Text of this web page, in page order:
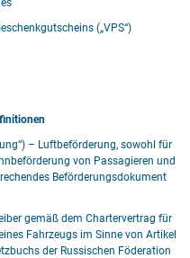
(„VPS“)
– Luftbeförderung, sowohl für
von Passagieren und
Beförderungsdokument
gemäß dem Chartervertrag für
Fahrzeugs im Sinne von Artikel
der Russischen Föderation